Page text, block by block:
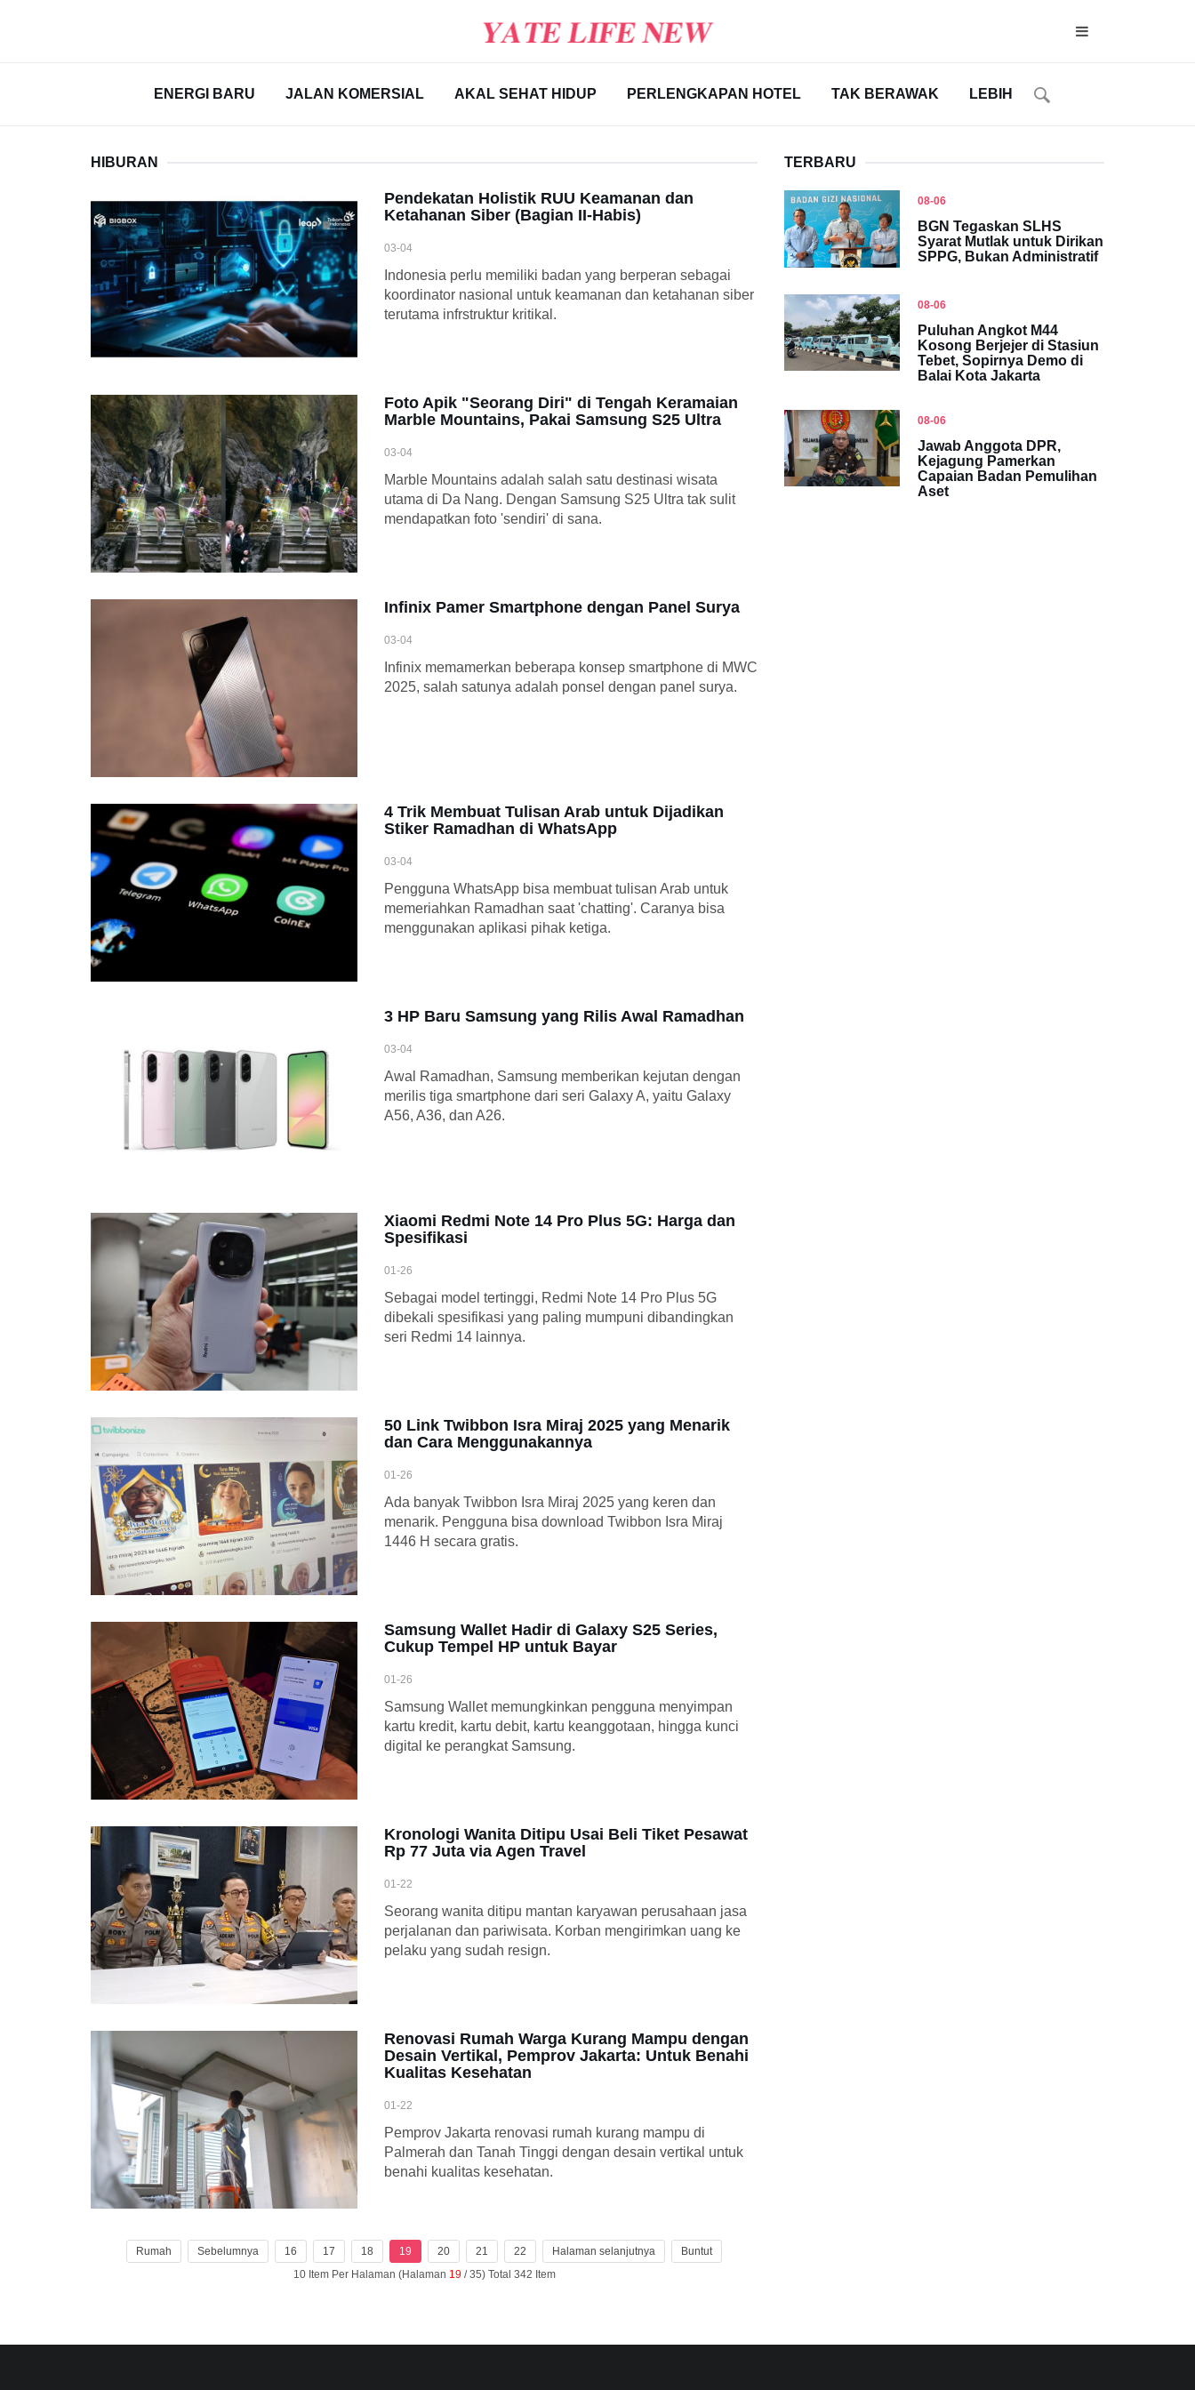
ENERGI BARU JALAN KOMERSIAL AKAL SEHAT HIDUP PERLENGKAPAN HOTEL TAK BERAWAK LEBIH
HIBURAN
Pendekatan Holistik RUU Keamanan dan
Ketahanan Siber (Bagian II-Habis)
03-04
Indonesia perlu memiliki badan yang berperan sebagai
koordinator nasional untuk keamanan dan ketahanan siber
terutama infrstruktur kritikal.
Foto Apik "Seorang Diri" di Tengah Keramaian
Marble Mountains, Pakai Samsung S25 Ultra
03-04
Marble Mountains adalah salah satu destinasi wisata
utama di Da Nang. Dengan Samsung S25 Ultra tak sulit
mendapatkan foto 'sendiri' di sana.
Infinix Pamer Smartphone dengan Panel Surya
03-04
Infinix memamerkan beberapa konsep smartphone di MWC
2025, salah satunya adalah ponsel dengan panel surya.
4 Trik Membuat Tulisan Arab untuk Dijadikan
Stiker Ramadhan di WhatsApp
03-04
Pengguna WhatsApp bisa membuat tulisan Arab untuk
memeriahkan Ramadhan saat 'chatting'. Caranya bisa
menggunakan aplikasi pihak ketiga.
3 HP Baru Samsung yang Rilis Awal Ramadhan
03-04
Awal Ramadhan, Samsung memberikan kejutan dengan
merilis tiga smartphone dari seri Galaxy A, yaitu Galaxy
A56, A36, dan A26.
Xiaomi Redmi Note 14 Pro Plus 5G: Harga dan
Spesifikasi
01-26
Sebagai model tertinggi, Redmi Note 14 Pro Plus 5G
dibekali spesifikasi yang paling mumpuni dibandingkan
seri Redmi 14 lainnya.
50 Link Twibbon Isra Miraj 2025 yang Menarik
dan Cara Menggunakannya
01-26
Ada banyak Twibbon Isra Miraj 2025 yang keren dan
menarik. Pengguna bisa download Twibbon Isra Miraj
1446 H secara gratis.
Samsung Wallet Hadir di Galaxy S25 Series,
Cukup Tempel HP untuk Bayar
01-26
Samsung Wallet memungkinkan pengguna menyimpan
kartu kredit, kartu debit, kartu keanggotaan, hingga kunci
digital ke perangkat Samsung.
Kronologi Wanita Ditipu Usai Beli Tiket Pesawat
Rp 77 Juta via Agen Travel
01-22
Seorang wanita ditipu mantan karyawan perusahaan jasa
perjalanan dan pariwisata. Korban mengirimkan uang ke
pelaku yang sudah resign.
Renovasi Rumah Warga Kurang Mampu dengan
Desain Vertikal, Pemprov Jakarta: Untuk Benahi
Kualitas Kesehatan
01-22
Pemprov Jakarta renovasi rumah kurang mampu di
Palmerah dan Tanah Tinggi dengan desain vertikal untuk
benahi kualitas kesehatan.
Rumah Sebelumnya 16 17 18 19 20 21 22 Halaman selanjutnya
Buntut
10 Item Per Halaman (Halaman 19/ 35) Total 342 Item
TERBARU
08-06
BGN Tegaskan SLHS
Syarat Mutlak untuk Dirikan
SPPG, Bukan Administratif
08-06
Puluhan Angkot M44
Kosong Berjejer di Stasiun
Tebet, Sopirnya Demo di
Balai Kota Jakarta
08-06
Jawab Anggota DPR,
Kejagung Pamerkan
Capaian Badan Pemulihan
Aset